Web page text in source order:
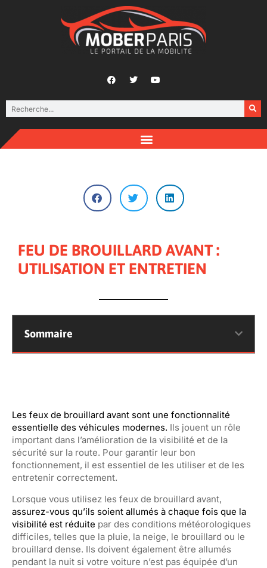
FEU DE BROUILLARD AVANT :
UTILISATION ET ENTRETIEN
Sommaire
Les feux de brouillard avant sont une fonctionnalité
essentielle des véhicules modernes. Ils jouent un rôle
important dans l’amélioration de la visibilité et de la
sécurité sur la route. Pour garantir leur bon
fonctionnement, il est essentiel de les utiliser et de les
entretenir correctement.
Lorsque vous utilisez les feux de brouillard avant,
assurez-vous qu’ils soient allumés à chaque fois que la
visibilité est réduite par des conditions météorologiques
difficiles, telles que la pluie, la neige, le brouillard ou le
brouillard dense. Ils doivent également être allumés
pendant la nuit si votre voiture n’est pas équipée d’un